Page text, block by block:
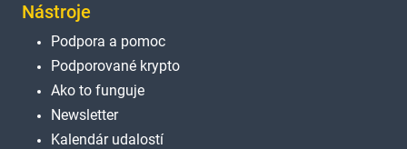
Nástroje
Podpora a pomoc
Podporované krypto
Ako to funguje
Newsletter
Kalendár udalostí